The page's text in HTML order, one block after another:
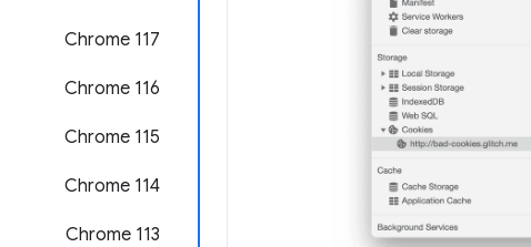
‫Chrome 117
Chrome 116
Chrome 115
Chrome 114
Chrome 113